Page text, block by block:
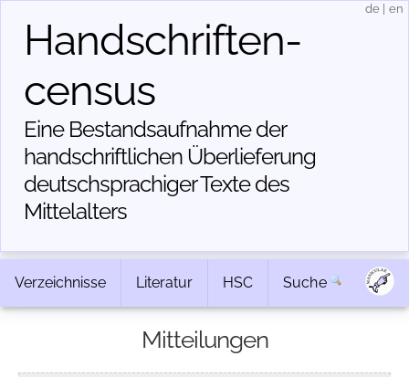
Handschriften­
census
Eine Bestandsaufnahme der
handschriftlichen Über­lieferung
deutschsprachiger Texte des
Mittelalters
de en
Verzeichnisse Literatur HSC Suche
Mitteilungen